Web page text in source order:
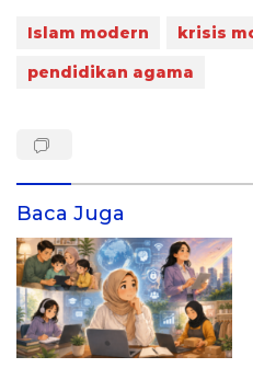
Islam modern
krisis
pendidikan agama
Baca Juga